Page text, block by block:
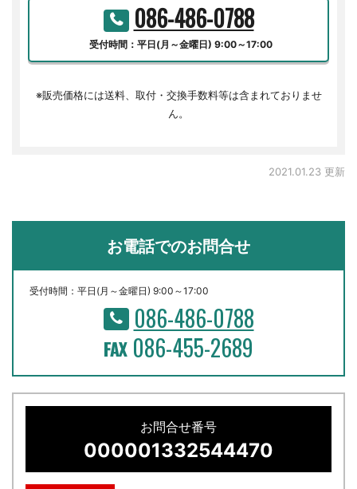
086-486-0788
受付時間：平日(月～金曜日) 9:00～17:00
※販売価格には送料、取付・交換手数料等は含まれておりませ
ん。
2021.01.23 更新
お電話でのお問合せ
受付時間：平日(月～金曜日) 9:00～17:00
086-486-0788
086-455-2689
お問合せ番号
000001332544470